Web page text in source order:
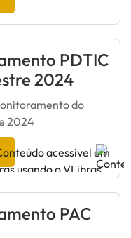
PDTIC
2024
do
2024
PAC